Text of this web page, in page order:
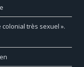
très sexuel ».